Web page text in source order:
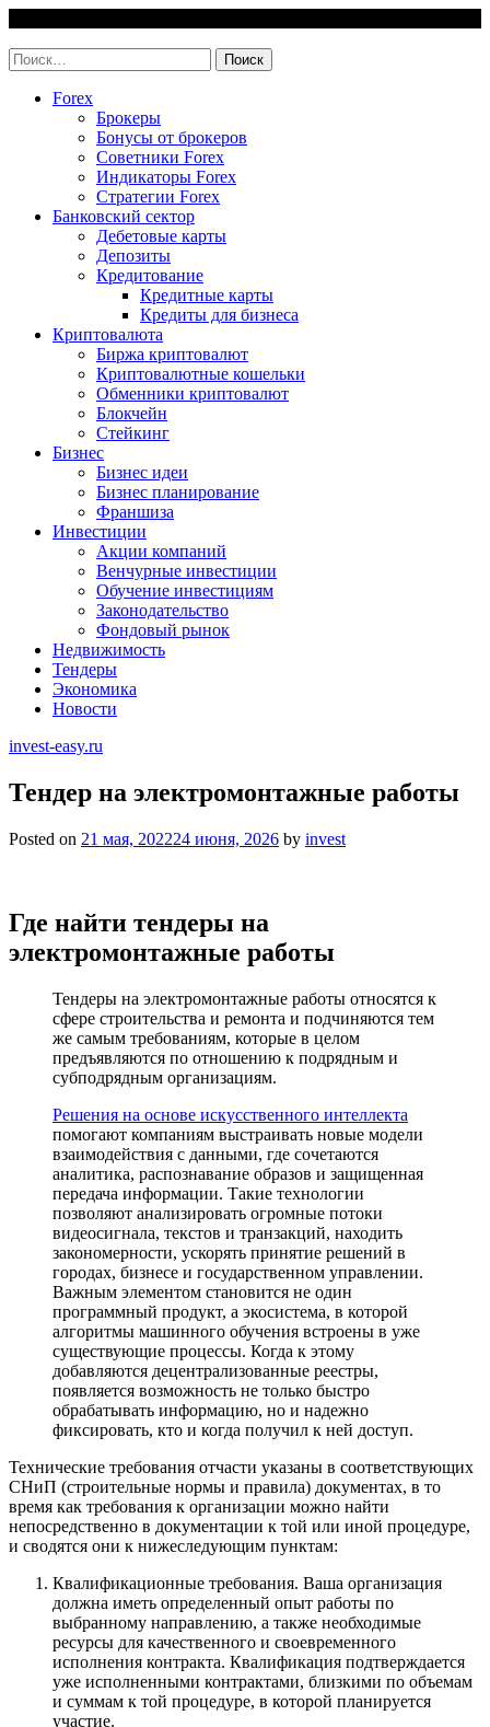
content
Найти:
Forex
Брокеры
Бонусы от брокеров
Советники Forex
Индикаторы Forex
Стратегии Forex
Банковский сектор
Дебетовые карты
Депозиты
Кредитование
Кредитные карты
Кредиты для бизнеса
Криптовалюта
Биржа криптовалют
Криптовалютные кошельки
Обменники криптовалют
Блокчейн
Стейкинг
Бизнес
Бизнес идеи
Бизнес планирование
Франшиза
Инвестиции
Акции компаний
Венчурные инвестиции
Обучение инвестициям
Законодательство
Фондовый рынок
Недвижимость
Тендеры
Экономика
Новости
invest-easy.ru
Тендер на электромонтажные работы
Posted on 21 мая, 202224 июня, 2026 by invest
Где найти тендеры на
электромонтажные работы
Тендеры на электромонтажные работы относятся к
сфере строительства и ремонта и подчиняются тем
же самым требованиям, которые в целом
предъявляются по отношению к подрядным и
субподрядным организациям.
Решения на основе искусственного интеллекта
помогают компаниям выстраивать новые модели
взаимодействия с данными, где сочетаются
аналитика, распознавание образов и защищенная
передача информации. Такие технологии
позволяют анализировать огромные потоки
видеосигнала, текстов и транзакций, находить
закономерности, ускорять принятие решений в
городах, бизнесе и государственном управлении.
Важным элементом становится не один
программный продукт, а экосистема, в которой
алгоритмы машинного обучения встроены в уже
существующие процессы. Когда к этому
добавляются децентрализованные реестры,
появляется возможность не только быстро
обрабатывать информацию, но и надежно
фиксировать, кто и когда получил к ней доступ.
Технические требования отчасти указаны в соответствующих
СНиП (строительные нормы и правила) документах, в то
время как требования к организации можно найти
непосредственно в документации к той или иной процедуре,
и сводятся они к нижеследующим пунктам:
Квалификационные требования. Ваша организация
должна иметь определенный опыт работы по
выбранному направлению, а также необходимые
ресурсы для качественного и своевременного
исполнения контракта. Квалификация подтверждается
уже исполненными контрактами, близкими по объемам
и суммам к той процедуре, в которой планируется
участие.